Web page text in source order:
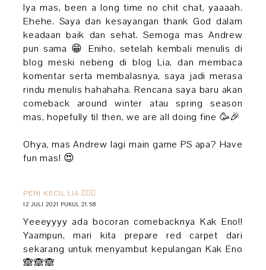
Iya mas, been a long time no chit chat, yaaaah.
Ehehe. Saya dan kesayangan thank God dalam
keadaan baik dan sehat. Semoga mas Andrew
pun sama 😁 Eniho, setelah kembali menulis di
blog meski nebeng di blog Lia, dan membaca
komentar serta membalasnya, saya jadi merasa
rindu menulis hahahaha. Rencana saya baru akan
comeback around winter atau spring season
mas, hopefully til then, we are all doing fine 🥳🎉
Ohya, mas Andrew lagi main game PS apa? Have
fun mas! 😍
PERI KECIL LIA 🧚🏻‍♀️
12 JULI 2021 PUKUL 21.58
Yeeeyyyy ada bocoran comebacknya Kak Eno!!
Yaampun, mari kita prepare red carpet dari
sekarang untuk menyambut kepulangan Kak Eno
🙈🙈🙈